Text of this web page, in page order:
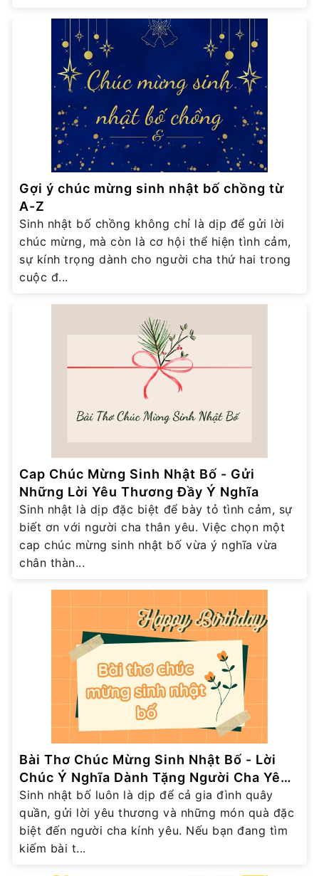
Gợi ý chúc mừng sinh nhật bố chồng từ
A-Z
Sinh nhật bố chồng không chỉ là dịp để gửi lời
chúc mừng, mà còn là cơ hội thể hiện tình cảm,
sự kính trọng dành cho người cha thứ hai trong
cuộc đ...
Cap Chúc Mừng Sinh Nhật Bố - Gửi
Những Lời Yêu Thương Đầy Ý Nghĩa
Sinh nhật là dịp đặc biệt để bày tỏ tình cảm, sự
biết ơn với người cha thân yêu. Việc chọn một
cap chúc mừng sinh nhật bố vừa ý nghĩa vừa
chân thàn...
Bài Thơ Chúc Mừng Sinh Nhật Bố - Lời
Chúc Ý Nghĩa Dành Tặng Người Cha Yêu
Thương
Sinh nhật bố luôn là dịp để cả gia đình quây
quần, gửi lời yêu thương và những món quà đặc
biệt đến người cha kính yêu. Nếu bạn đang tìm
kiếm bài t...